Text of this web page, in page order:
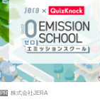
PR 株式会社JERA